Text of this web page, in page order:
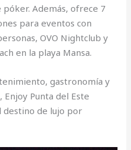
póker. Además, ofrece 7
para eventos con
OVO Nightclub y
en la playa Mansa.
gastronomía y
Punta del Este
destino de lujo por